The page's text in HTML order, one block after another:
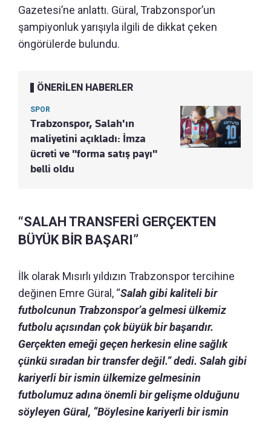
Gazetesi’ne anlattı. Güral, Trabzonspor’un
şampiyonluk yarışıyla ilgili de dikkat çeken
öngörülerde bulundu.
ÖNERİLEN HABERLER
SPOR
Trabzonspor, Salah'ın
maliyetini açıkladı: İmza
ücreti ve "forma satış payı"
belli oldu
“SALAH TRANSFERİ GERÇEKTEN
BÜYÜK BİR BAŞARI”
İlk olarak Mısırlı yıldızın Trabzonspor tercihine
değinen Emre Güral, “Salah gibi kaliteli bir
futbolcunun Trabzonspor’a gelmesi ülkemiz
futbolu açısından çok büyük bir başarıdır.
Gerçekten emeği geçen herkesin eline sağlık
çünkü sıradan bir transfer değil.” dedi. Salah gibi
kariyerli bir ismin ülkemize gelmesinin
futbolumuz adına önemli bir gelişme olduğunu
söyleyen Güral, “Böylesine kariyerli bir ismin